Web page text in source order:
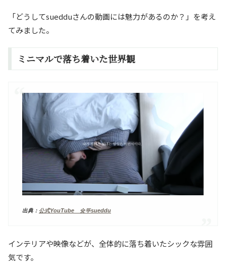
「どうしてsuedduさんの動画には魅力があるのか？」を考え
てみました。
ミニマルで落ち着いた世界観
出典： 公式YouTube 슛뚜sueddu
インテリアや映像などが、全体的に落ち着いたシックな雰囲
気です。